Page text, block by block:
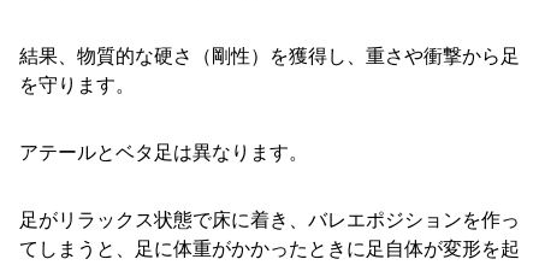
結果、物質的な硬さ（剛性）を獲得し、重さや衝撃から足
を守ります。
アテールとベタ足は異なります。
足がリラックス状態で床に着き、バレエポジションを作っ
てしまうと、足に体重がかかったときに足自体が変形を起